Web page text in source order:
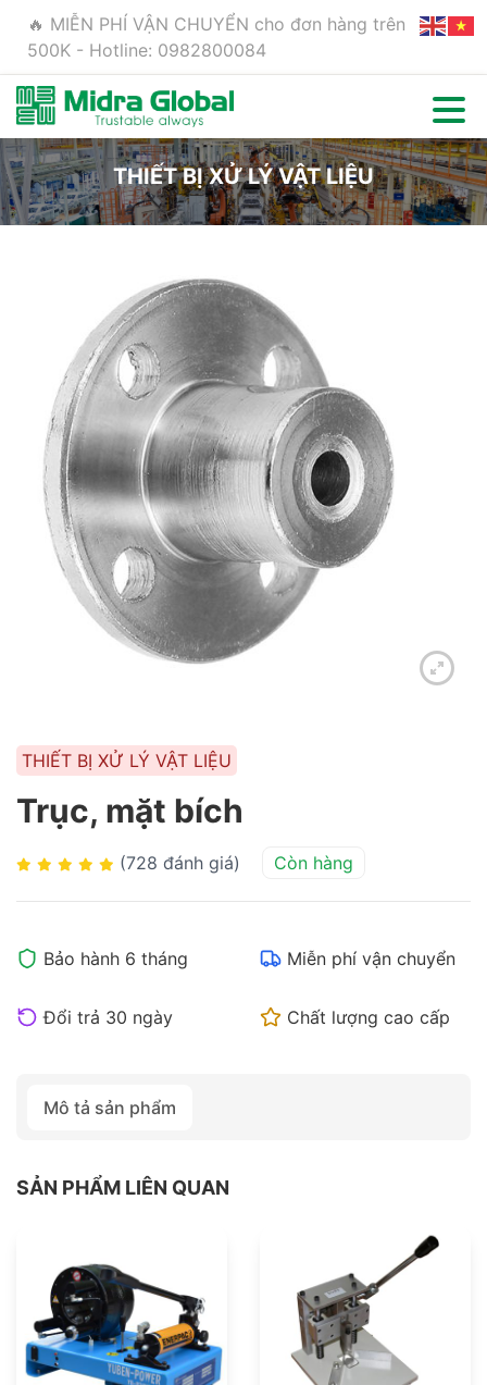
🔥 MIỄN PHÍ VẬN CHUYỂN cho đơn hàng trên
500K - Hotline: 0982800084
THIẾT BỊ XỬ LÝ VẬT LIỆU
THIẾT BỊ XỬ LÝ VẬT LIỆU
Trục, mặt bích
(728 đánh giá) Còn hàng
Bảo hành 6 tháng Miễn phí vận chuyển
Đổi trả 30 ngày Chất lượng cao cấp
Mô tả sản phẩm
SẢN PHẨM LIÊN QUAN